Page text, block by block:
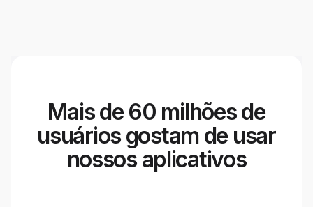
Mais de 60 milhões de
usuários gostam de usar
nossos aplicativos